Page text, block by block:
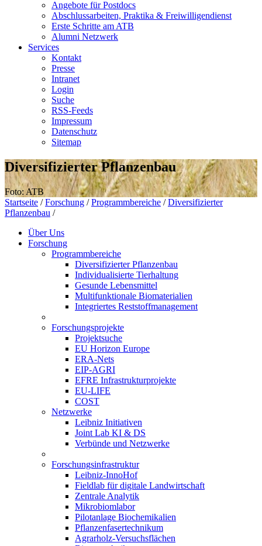
Angebote für Postdocs
Abschlussarbeiten, Praktika & Freiwilligendienst
Erste Schritte am ATB
Alumni Netzwerk
Services
Kontakt
Presse
Intranet
Login
Suche
RSS-Feeds
Impressum
Datenschutz
Sitemap
Diversifizierter Pflanzenbau
Foto: ATB
Startseite / Forschung / Programmbereiche / Diversifizierter
Pflanzenbau /
Über Uns
Forschung
Programmbereiche
Diversifizierter Pflanzenbau
Individualisierte Tierhaltung
Gesunde Lebensmittel
Multifunktionale Biomaterialien
Integriertes Reststoffmanagement
Forschungsprojekte
Projektsuche
EU Horizon Europe
ERA-Nets
EIP-AGRI
EFRE Infrastrukturprojekte
EU-LIFE
COST
Netzwerke
Leibniz Initiativen
Joint Lab KI & DS
Verbünde und Netzwerke
Forschungsinfrastruktur
Leibniz-InnoHof
Fieldlab für digitale Landwirtschaft
Zentrale Analytik
Mikrobiomlabor
Pilotanlage Biochemikalien
Pflanzenfasertechnikum
Agrarholz-Versuchsflächen